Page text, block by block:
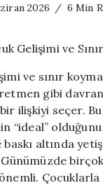
2026
6 Min
ve sınır
gibi
ilişkiyi seçer.
“ideal”
baskı altında
Günümüzde